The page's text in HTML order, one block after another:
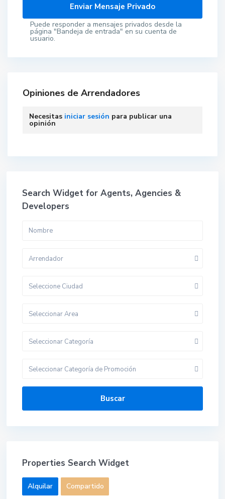
Puede responder a mensajes privados desde la
página "Bandeja de entrada" en su cuenta de
usuario.
Opiniones de Arrendadores
Necesitas iniciar sesión para publicar una
opinión
Search Widget for Agents, Agencies &
Developers
Arrendador
Seleccione Ciudad
Seleccionar Area
Seleccionar Categoría
Seleccionar Categoría de Promoción
Buscar
Properties Search Widget
Alquilar Compartido